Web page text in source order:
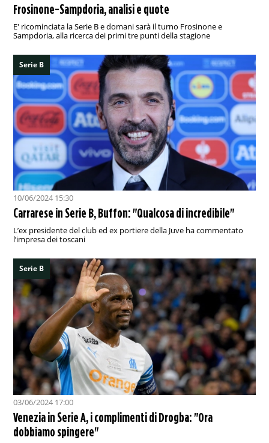
Frosinone-Sampdoria, analisi e quote
E' ricominciata la Serie B e domani sarà il turno Frosinone e
Sampdoria, alla ricerca dei primi tre punti della stagione
Serie B
10/06/2024 15:30
Carrarese in Serie B, Buffon: "Qualcosa di incredibile"
L’ex presidente del club ed ex portiere della Juve ha commentato
l’impresa dei toscani
Serie B
03/06/2024 17:00
Venezia in Serie A, i complimenti di Drogba: "Ora
dobbiamo spingere"